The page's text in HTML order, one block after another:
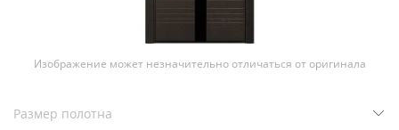
Изображение может незначительно отличаться от оригинала